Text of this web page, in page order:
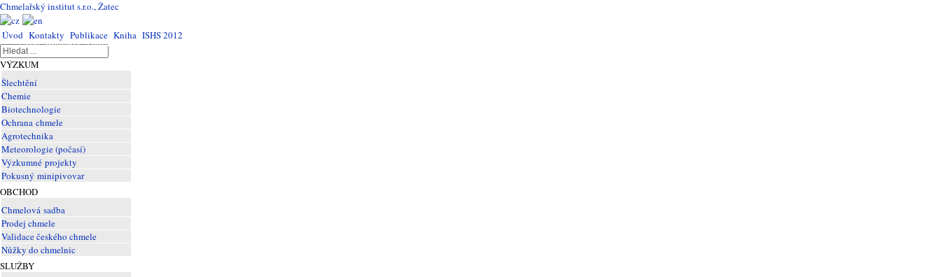
Chmelařský institut s.r.o., Žatec
Úvod
Úvod
Kontakty
Kontakty
Publikace
Publikace
Kniha
Kniha
ISHS 2012
ISHS
VÝZKUM
Šlechtění
Chemie
Biotechnologie
Ochrana chmele
Agrotechnika
Meteorologie (počasí)
Výzkumné projekty
Pokusný minipivovar
OBCHOD
Chmelová sadba
Prodej chmele
Validace českého chmele
Nůžky do chmelnic
SLUŽBY